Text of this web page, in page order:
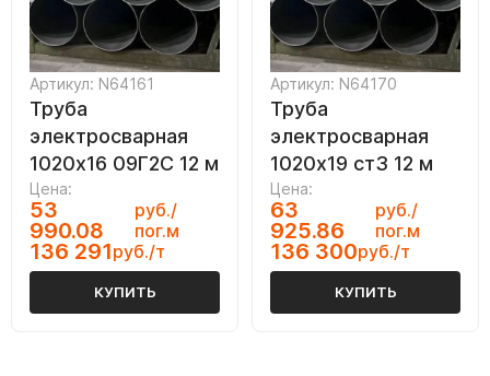
Артикул: N64161
Труба
электросварная
1020х16 09Г2С 12 м
Цена:
53
990.08
руб./
пог.м
136 291руб./т
КУПИТЬ
Артикул: N64170
Труба
электросварная
1020х19 ст3 12 м
Цена:
63
925.86
руб./
пог.м
136 300руб./т
КУПИТЬ